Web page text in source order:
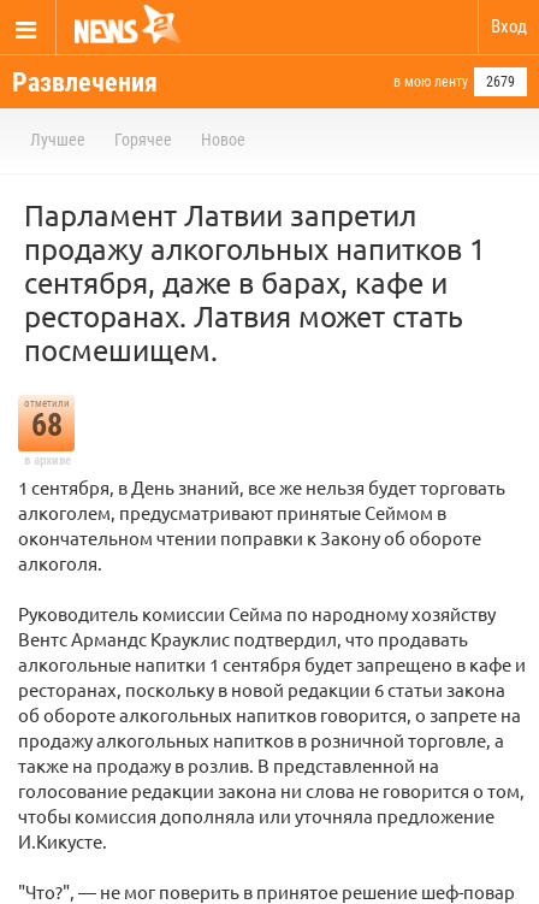
Вход
Развлечения в мою ленту 2679
Лучшее Горячее Новое
Парламент Латвии запретил
продажу алкогольных напитков 1
сентября, даже в барах, кафе и
ресторанах. Латвия может стать
посмешищем.
отметили
68
в архиве
1 сентября, в День знаний, все же нельзя будет торговать
алкоголем, предусматривают принятые Сеймом в
окончательном чтении поправки к Закону об обороте
алкоголя.
Руководитель комиссии Сейма по народному хозяйству
Вентс Армандс Крауклис подтвердил, что продавать
алкогольные напитки 1 сентября будет запрещено в кафе и
ресторанах, поскольку в новой редакции 6 статьи закона
об обороте алкогольных напитков говорится, о запрете на
продажу алкогольных напитков в розничной торговле, а
также на продажу в розлив. В представленной на
голосование редакции закона ни слова не говорится о том,
чтобы комиссия дополняла или уточняла предложение
И.Кикусте.
"Что?", — не мог поверить в принятое решение шеф-повар